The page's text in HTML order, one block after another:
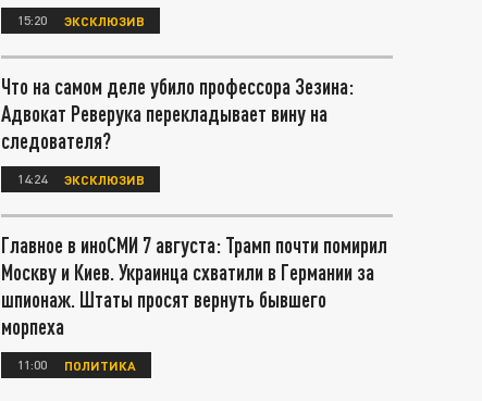
15:20 ЭКСКЛЮЗИВ
Что на самом деле убило профессора Зезина:
Адвокат Реверука перекладывает вину на
следователя?
14:24 ЭКСКЛЮЗИВ
Главное в иноСМИ 7 августа: Трамп почти помирил
Москву и Киев. Украинца схватили в Германии за
шпионаж. Штаты просят вернуть бывшего
морпеха
11:00 ПОЛИТИКА